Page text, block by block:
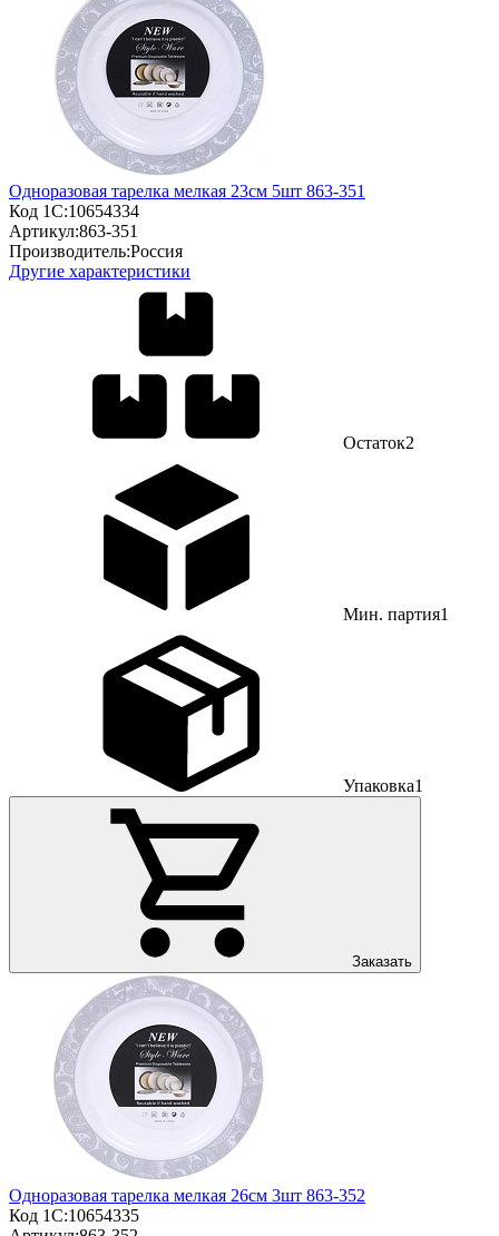
Одноразовая тарелка мелкая 23см 5шт 863-351
Код 1С:10654334
Артикул:863-351
Производитель:Россия
Другие характеристики
Остаток2
Мин. партия1
Упаковка1
Заказать
Одноразовая тарелка мелкая 26см 3шт 863-352
Код 1С:10654335